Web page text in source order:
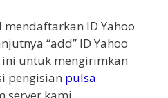
mendaftarkan ID Yahoo
“add” ID Yahoo
untuk mengirimkan
pengisian pulsa